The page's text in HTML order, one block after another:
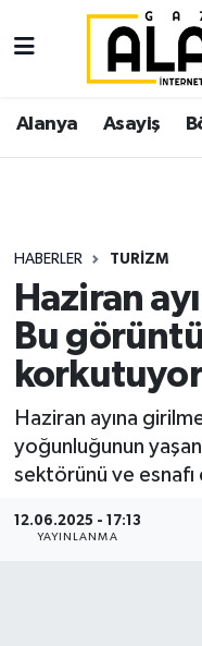
Alanya Asayiş
HABERLER TURIZM
Haziran
Bu
korkutuyor
Haziran ayına
yoğunluğunun
sektörünü ve
12.06.2025 - 17:13
YAYINLANMA
Alanya
Asayiş
Siyaset
Spor
Turizm
Ekonomi
Gazipaşa
İstanbul
İstanbul Hava
Süper Lig Puan
Tüm Manşetler
Son Dakika
Haber Arşivi